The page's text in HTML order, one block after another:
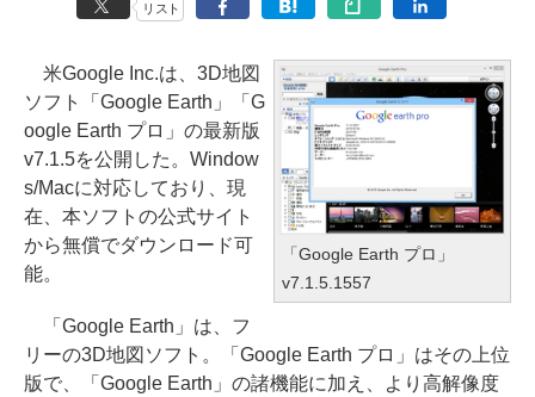
リスト
「Google Earth プロ」
v7.1.5.1557
米Google Inc.は、3D地図
ソフト「Google Earth」「G
oogle Earth プロ」の最新版
v7.1.5を公開した。Window
s/Macに対応しており、現
在、本ソフトの公式サイト
から無償でダウンロード可
能。
「Google Earth」は、フ
リーの3D地図ソフト。「Google Earth プロ」はその上位
版で、「Google Earth」の諸機能に加え、より高解像度